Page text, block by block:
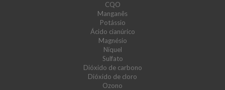
CQO
Manganês
Potássio
Ácido cianúrico
Magnésio
Níquel
Sulfato
Dióxido de carbono
Dióxido de cloro
Ozono